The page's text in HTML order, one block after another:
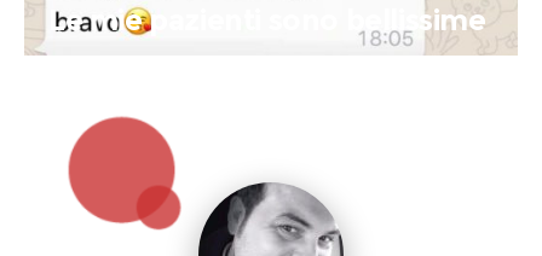
Le mie pazienti sono bellissime